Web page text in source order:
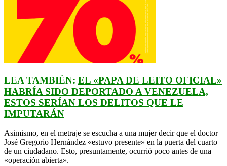
LEA TAMBIÉN: EL «PAPA DE LEITO OFICIAL»
HABRÍA SIDO DEPORTADO A VENEZUELA,
ESTOS SERÍAN LOS DELITOS QUE LE
IMPUTARÁN
Asimismo, en el metraje se escucha a una mujer decir que el doctor
José Gregorio Hernández «estuvo presente» en la puerta del cuarto
de un ciudadano. Esto, presuntamente, ocurrió poco antes de una
«operación abierta».